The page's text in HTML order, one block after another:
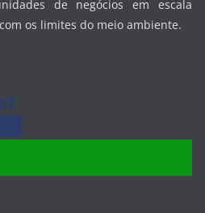
de negócios em escala
os limites do meio ambiente.